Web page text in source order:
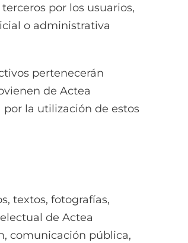
por los usuarios,
o administrativa
pertenecerán
de Actea
la utilización de estos
textos, fotografías,
de Actea
comunicación pública,